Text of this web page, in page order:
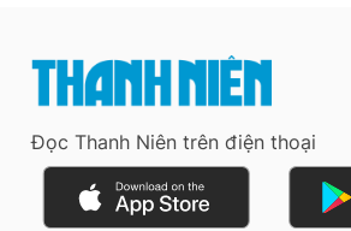
Đọc Thanh Niên trên điện thoại